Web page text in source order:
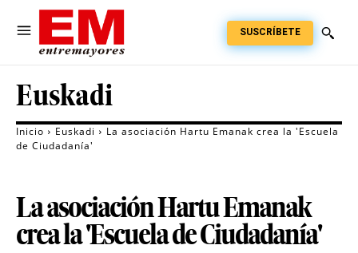
SUSCRÍBETE
Euskadi
Inicio Euskadi
La asociación Hartu Emanak crea la 'Escuela
de Ciudadanía'
La asociación Hartu Emanak
crea la 'Escuela de Ciudadanía'